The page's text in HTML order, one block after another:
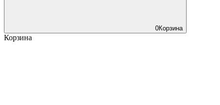
0Корзина
Корзина